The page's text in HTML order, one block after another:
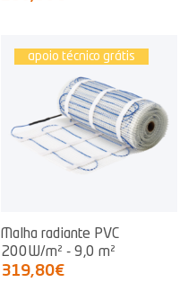
apoio técnico grátis
Malha radiante PVC
200W/m² - 9,0 m²
319,80€